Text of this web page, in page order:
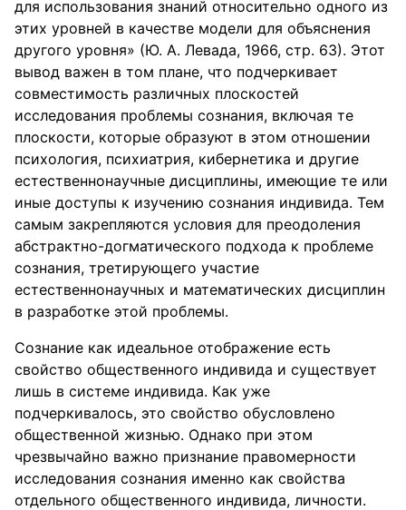
для использования знаний относительно одного из
этих уровней в качестве модели для объяснения
другого уровня» (Ю. А. Левада, 1966, стр. 63). Этот
вывод важен в том плане, что подчеркивает
совместимость различных плоскостей
исследования проблемы сознания, включая те
плоскости, которые образуют в этом отношении
психология, психиатрия, кибернетика и другие
естественнонаучные дисциплины, имеющие те или
иные доступы к изучению сознания индивида. Тем
самым закрепляются условия для преодоления
абстрактно-догматического подхода к проблеме
сознания, третирующего участие
естественнонаучных и математических дисциплин
в разработке этой проблемы.
Сознание как идеальное отображение есть
свойство общественного индивида и существует
лишь в системе индивида. Как уже
подчеркивалось, это свойство обусловлено
общественной жизнью. Однако при этом
чрезвычайно важно признание правомерности
исследования сознания именно как свойства
отдельного общественного индивида, личности.